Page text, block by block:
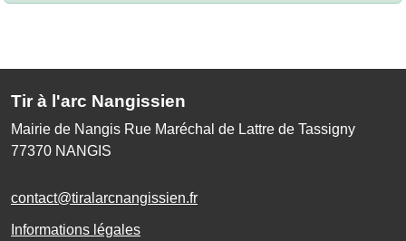
Tir à l'arc Nangissien
Mairie de Nangis Rue Maréchal de Lattre de Tassigny
77370 NANGIS
contact@tiralarcnangissien.fr
Informations légales